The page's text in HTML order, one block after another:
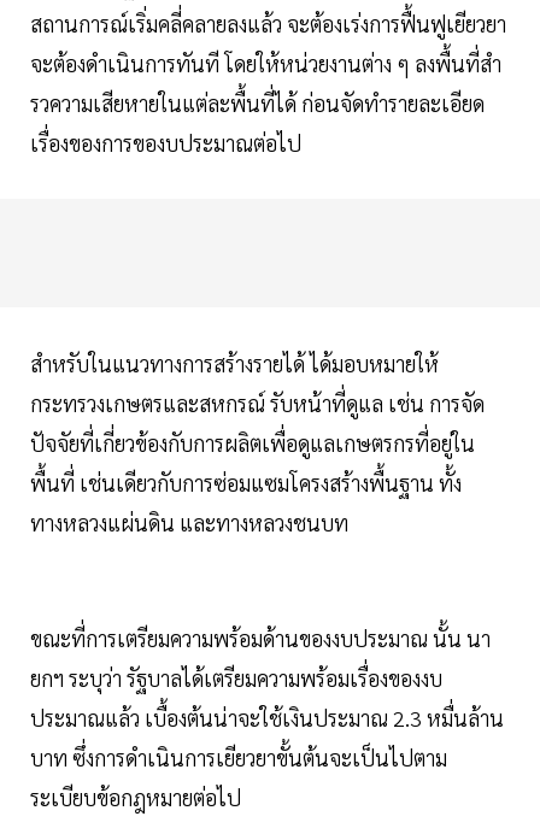
สถานการณ์เริ่มคลี่คลายลงแล้ว จะต้องเร่งการฟื้นฟูเยียวยา
จะต้องดำเนินการทันที โดยให้หน่วยงานต่าง ๆ ลงพื้นที่สำ
รวความเสียหายในแต่ละพื้นที่ได้ ก่อนจัดทำรายละเอียด
เรื่องของการของบประมาณต่อไป
สำหรับในแนวทางการสร้างรายได้ ได้มอบหมายให้
กระทรวงเกษตรและสหกรณ์ รับหน้าที่ดูแล เช่น การจัด
ปัจจัยที่เกี่ยวข้องกับการผลิตเพื่อดูแลเกษตรกรที่อยู่ใน
พื้นที่ เช่นเดียวกับการซ่อมแซมโครงสร้างพื้นฐาน ทั้ง
ทางหลวงแผ่นดิน และทางหลวงชนบท
ขณะที่การเตรียมความพร้อมด้านของงบประมาณ นั้น นา
ยกฯ ระบุว่า รัฐบาลได้เตรียมความพร้อมเรื่องของงบ
ประมาณแล้ว เบื้องต้นน่าจะใช้เงินประมาณ 2.3 หมื่นล้าน
บาท ซึ่งการดำเนินการเยียวยาขั้นต้นจะเป็นไปตาม
ระเบียบข้อกฎหมายต่อไป